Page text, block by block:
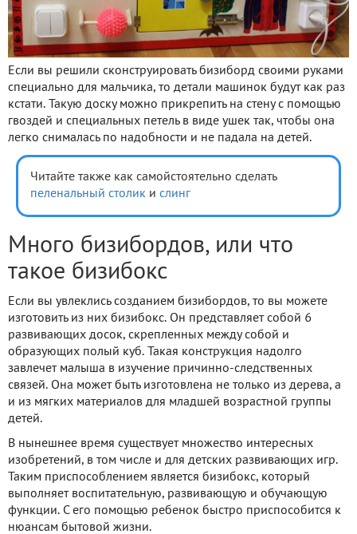
Если вы решили сконструировать бизиборд своими руками
специально для мальчика, то детали машинок будут как раз
кстати. Такую доску можно прикрепить на стену с помощью
гвоздей и специальных петель в виде ушек так, чтобы она
легко снималась по надобности и не падала на детей.
Читайте также как самойстоятельно сделать
пеленальный столик и слинг
Много бизибордов, или что
такое бизибокс
Если вы увлеклись созданием бизибордов, то вы можете
изготовить из них бизибокс. Он представляет собой 6
развивающих досок, скрепленных между собой и
образующих полый куб. Такая конструкция надолго
завлечет малыша в изучение причинно-следственных
связей. Она может быть изготовлена не только из дерева, а
и из мягких материалов для младшей возрастной группы
детей.
В нынешнее время существует множество интересных
изобретений, в том числе и для детских развивающих игр.
Таким приспособлением является бизибокс, который
выполняет воспитательную, развивающую и обучающую
функции. С его помощью ребенок быстро приспособится к
нюансам бытовой жизни.